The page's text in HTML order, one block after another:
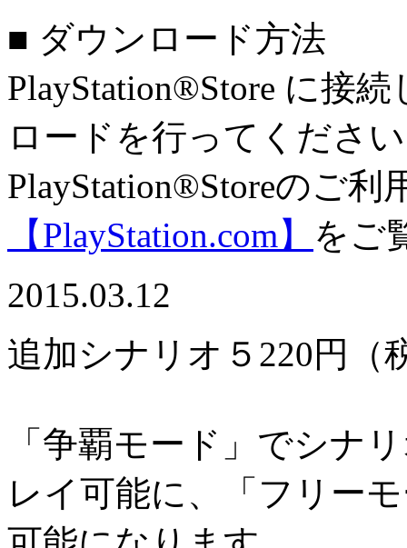
■ ダウンロード方法
PlayStation®Store に接
ロードを行ってくださ
PlayStation®Storeのご利
【PlayStation.com】 をご
2015.03.12
追加シナリオ５ 220円（
「争覇モード」でシナ
レイ可能に、「フリー